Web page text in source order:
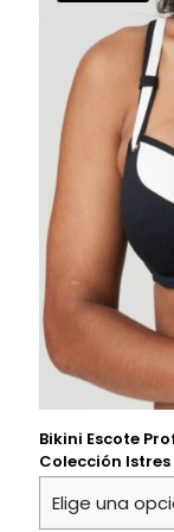
Bikini Escote
Colección Istres